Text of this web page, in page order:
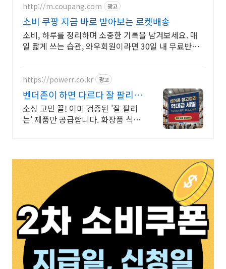
http://m.coupang.com 광고
소비 쿠팡 지금 바로 받아보는 로켓배송
소비, 하루를 정리하며 소중한 기록을 남겨보세요. 매
일 짧게 쓰는 습관, 와우회원이라면 30일 내 무료반품
https://powerr.co.kr 광고
벤더존이 하면 다르다 잘 팔리는
제품만 공급합니다
소싱 고민 끝! 이미 검증된 '잘 팔리
는' 제품만 공급합니다. 화장품 식품